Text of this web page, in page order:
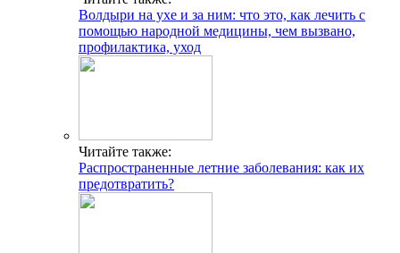
Волдыри на ухе и за ним: что это, как лечить с
помощью народной медицины, чем вызвано,
профилактика, уход
Читайте также:
Распространенные летние заболевания: как их
предотвратить?